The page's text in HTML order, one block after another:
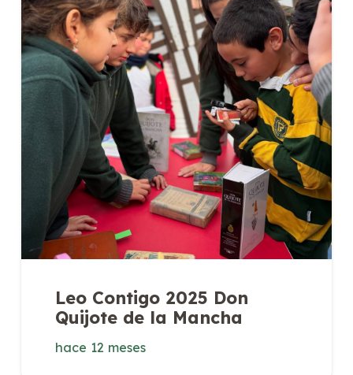
Leo Contigo 2025 Don
Quijote de la Mancha
hace 12 meses